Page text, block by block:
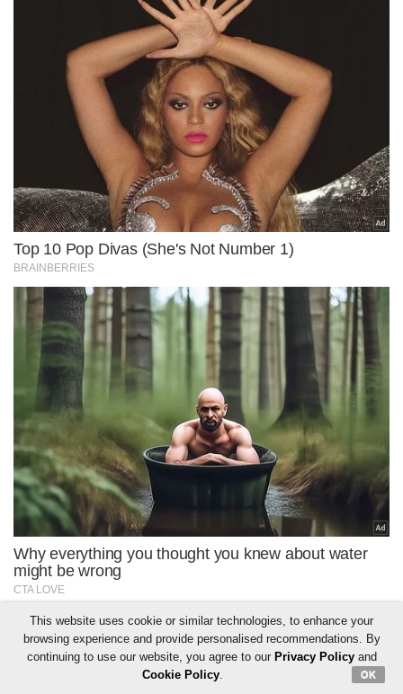
This website uses cookie or similar technologies, to enhance your
browsing experience and provide personalised recommendations. By
continuing to use our website, you agree to our Privacy Policyand
Cookie Policy. OK